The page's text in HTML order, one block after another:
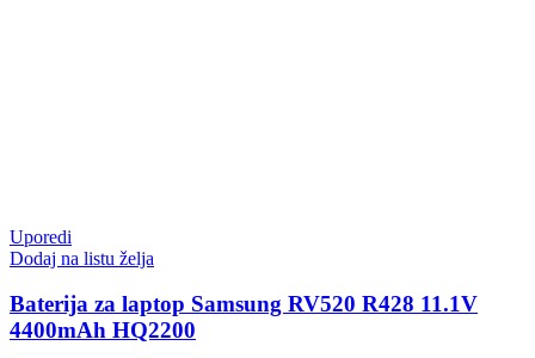
Uporedi
Dodaj na listu želja
Baterija za laptop Samsung RV520 R428 11.1V
4400mAh HQ2200